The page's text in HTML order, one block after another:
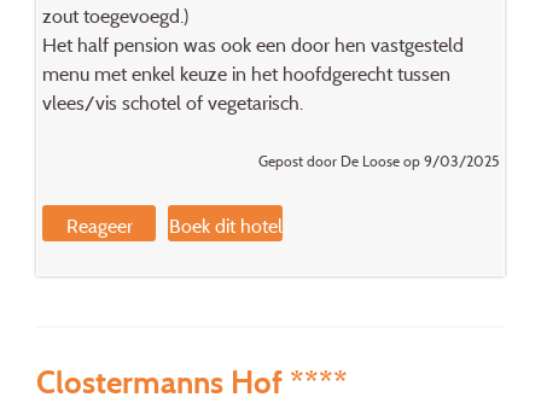
zout toegevoegd.)
Het half pension was ook een door hen vastgesteld
menu met enkel keuze in het hoofdgerecht tussen
vlees/vis schotel of vegetarisch.
Gepost door De Loose op 9/03/2025
Reageer Boek dit hotel
Clostermanns Hof ****